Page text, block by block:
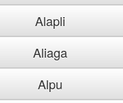
Alapli
Aliaga
Alpu